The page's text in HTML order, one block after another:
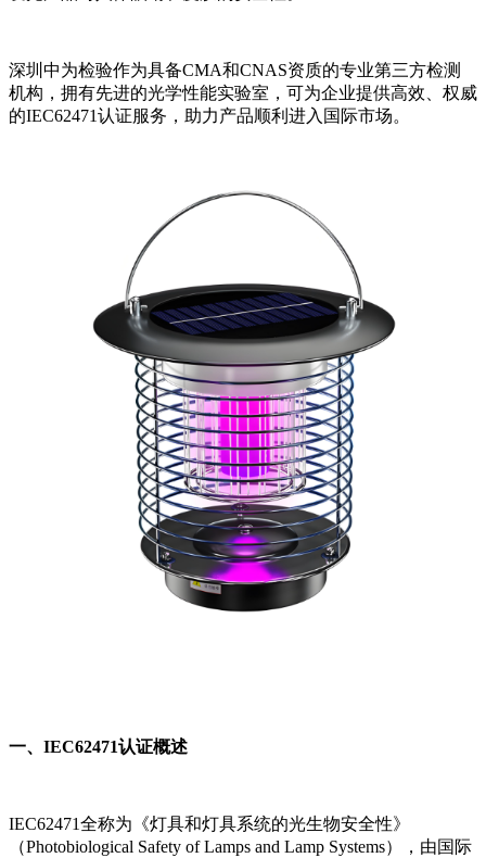
深圳中为检验作为具备CMA和CNAS资质的专业第三方检测
机构，拥有先进的光学性能实验室，可为企业提供高效、权威
的IEC62471认证服务，助力产品顺利进入国际市场。
一、IEC62471认证概述
IEC62471全称为《灯具和灯具系统的光生物安全性》
（Photobiological Safety of Lamps and Lamp Systems），由国际